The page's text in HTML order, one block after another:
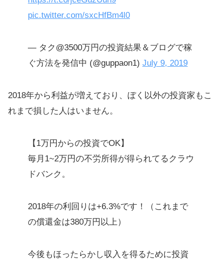
pic.twitter.com/sxcHfBm4l0
— タク@3500万円の投資結果＆ブログで稼
ぐ方法を発信中 (@guppaon1) July 9, 2019
2018年から利益が増えており、ぼく以外の投資家もこ
れまで損した人はいません。
【1万円からの投資でOK】
毎月1~2万円の不労所得が得られてるクラウ
ドバンク。
2018年の利回りは+6.3%です！（これまで
の償還金は380万円以上）
今後もほったらかし収入を得るために投資